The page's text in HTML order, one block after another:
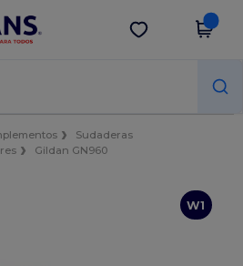
app!
Descargar app
Sudaderas
Gildan GN960
W1